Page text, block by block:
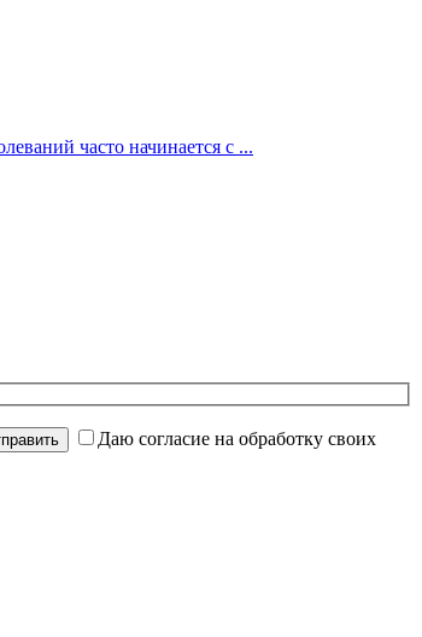
часто начинается с ...
Даю согласие на обработку своих